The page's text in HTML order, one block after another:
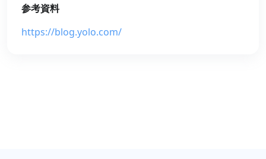
参考資料
https://blog.yolo.com/